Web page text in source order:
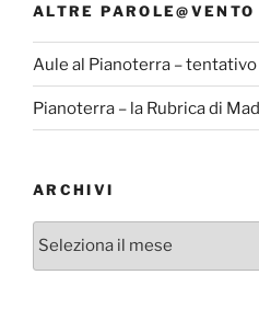
ALTRE PAROLE@VENTO
Aule al Pianoterra –
Pianoterra – la Rubrica di
ARCHIVI